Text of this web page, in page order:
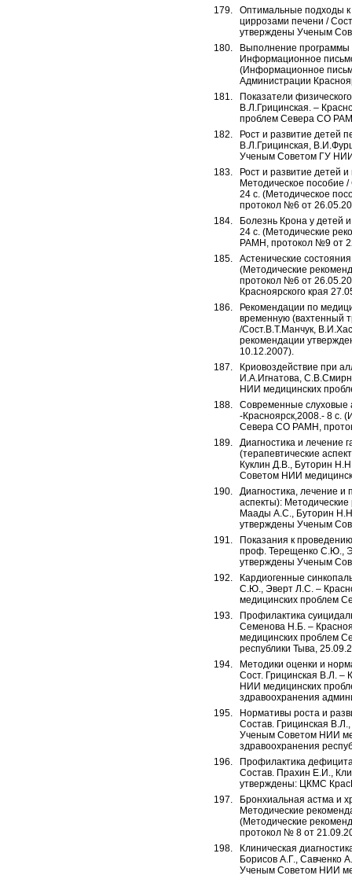
Оптимальные подходы к
циррозами печени /
утверждены Ученым
Выполнение программы
Информационное
(Информационное
Администрации
Показатели
В.Л.Грицинская. –
проблем Севера СО
Рост и развитие детей
В.Л.Грицинская,
Ученым Советом ГУ
Рост и развитие детей
Методическое пособие
24 с. (Методическое
протокол №6 от
Болезнь Крона у детей
24 с. (Методические
РАМН, протокол №9 от
Астенические
(Методические
протокол №6 от
Красноярского края
Рекомендации по
временную (вахтенный
/Сост.В.Т.Манчук,
рекомендации
10.12.2007).
Криовоздействие при
И.А.Игнатова,
НИИ медицинских
Современные слуховые
-Красноярск,2008.- 8 с.
Севера СО РАМН,
Диагностика и лечение
(терапевтические
Куклин Д.В., Буторин
Советом НИИ
Диагностика, лечение и
аспекты):
Маады А.С., Буторин
утверждены Ученым
Показания к
проф. Терещенко С.Ю.,
утверждены Ученым
Кардиогенные
С.Ю., Эверт Л.С. –
медицинских проблем
Профилактика
Семенова Н.Б. –
медицинских проблем
республики Тыва,
Методики оценки и
Сост. Грицинская В.Л. –
НИИ медицинских
здравоохранения
Нормативы роста и
Состав. Грицинская
Ученым Советом НИИ
здравоохранения
Профилактика
Состав. Прахин Е.И.,
утверждены: ЦКМС
Бронхиальная астма и
Методические
(Методические
протокол № 8 от
Клиническая
Борисов А.Г., Савченко
Ученым Советом НИИ